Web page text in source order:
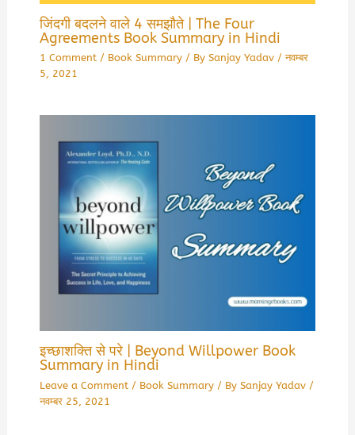
जिंदगी बदलने वाले 4 समझौते | The Four
Agreements Book Summary in Hindi
1 Comment / Book Summary/ By Sanjay Yadav /नवम्बर
5, 2021
इच्छाशक्ति से परे | Beyond Willpower Book
Summary in Hindi
Leave a Comment / Book Summary/ By Sanjay Yadav /
नवम्बर 25, 2021